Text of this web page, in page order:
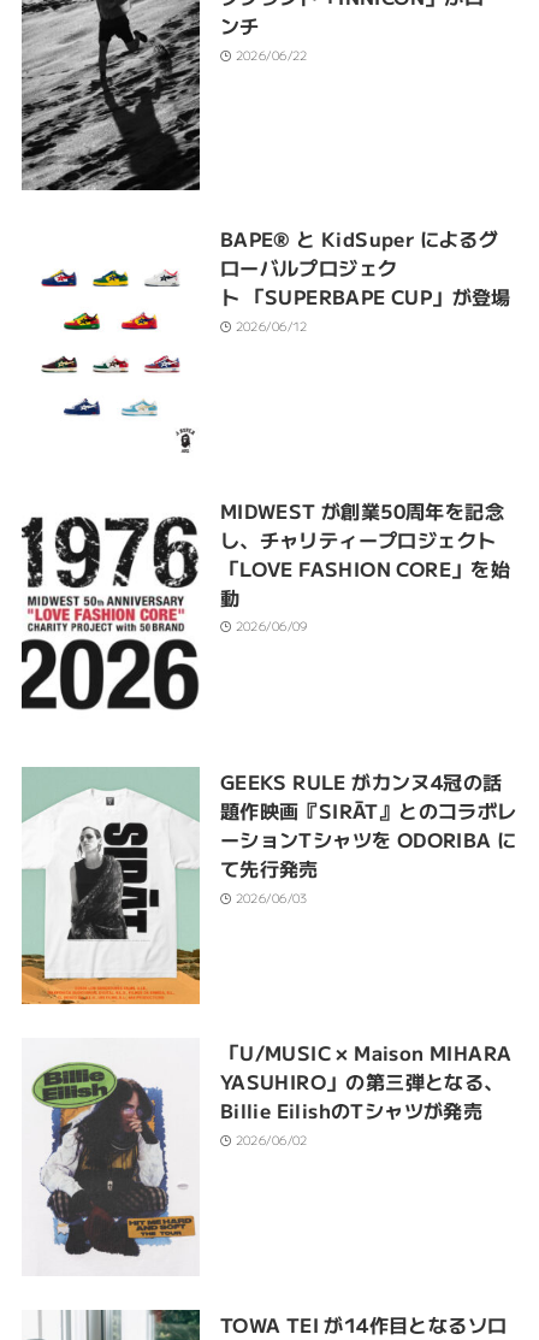
ンチ
2026/06/22
BAPE® と KidSuper によるグ
ローバルプロジェク
ト 「SUPERBAPE CUP」が登場
2026/06/12
MIDWEST が創業50周年を記念
し、チャリティープロジェクト
「LOVE FASHION CORE」を始
動
2026/06/09
GEEKS RULE がカンヌ4冠の話
題作映画『SIRĀT』とのコラボレ
ーションTシャツを ODORIBA に
て先行発売
2026/06/03
「U/MUSIC × Maison MIHARA
YASUHIRO」の第三弾となる、
Billie EilishのTシャツが発売
2026/06/02
TOWA TEI が14作目となるソロ